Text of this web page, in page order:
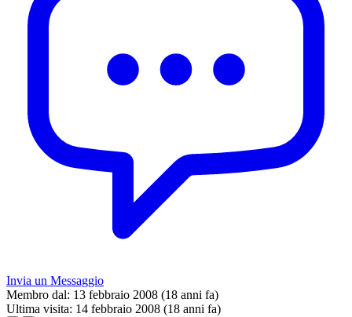
Invia un Messaggio
Membro dal: 13 febbraio 2008 (18 anni fa)
Ultima visita: 14 febbraio 2008 (18 anni fa)